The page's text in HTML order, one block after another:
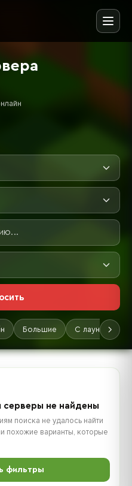
Большие С лаунчером
не найдены
поиска не удалось найти
похожие варианты, которые
фильтры